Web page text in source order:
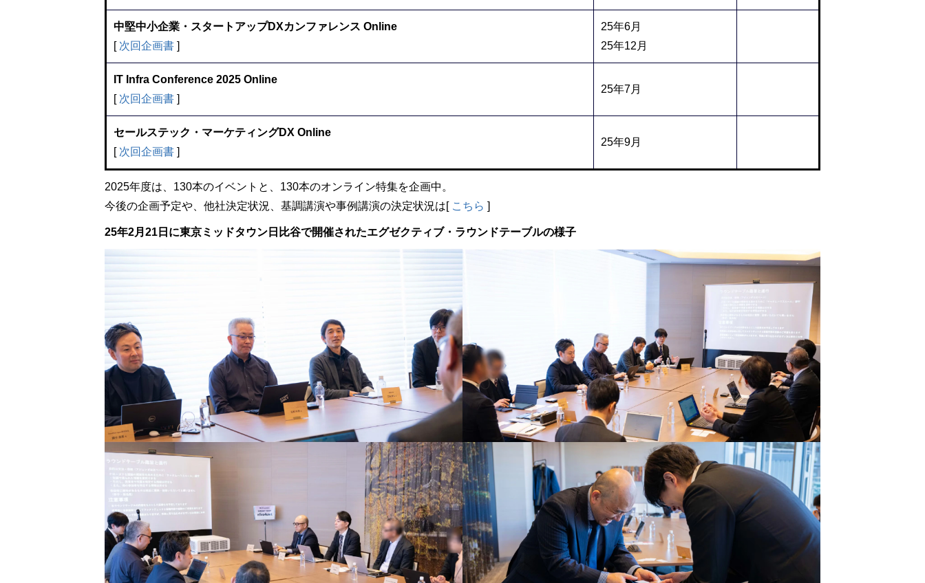
中堅中小企業・スタートアップDXカンファレンス Online
次回企画書
25年6月
25年12月
IT Infra Conference 2025 Online
次回企画書
25年7月
セールステック・マーケティングDX Online
次回企画書
25年9月
2025年度は、130本のイベントと、130本のオンライン特集を企画中。
今後の企画予定や、他社決定状況、基調講演や事例講演の決定状況は[
こちら
25年2月21日に東京ミッドタウン日比谷で開催されたエグゼクティブ・ラウンドテーブルの様子